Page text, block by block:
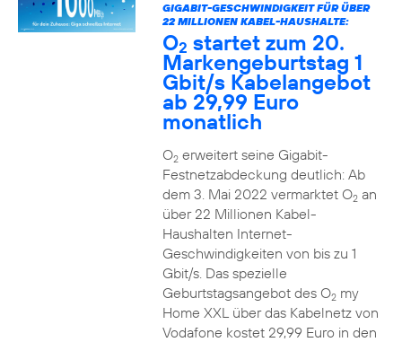
GIGABIT-GESCHWINDIGKEIT FÜR ÜBER
22 MILLIONEN KABEL-HAUSHALTE:
O2 startet zum 20.
Markengeburtstag 1
Gbit/s Kabelangebot
ab 29,99 Euro
monatlich
O2erweitert seine Gigabit-
Festnetzabdeckung deutlich: Ab
dem 3. Mai 2022 vermarktet O2an
über 22 Millionen Kabel-
Haushalten Internet-
Geschwindigkeiten von bis zu 1
Gbit/s. Das spezielle
Geburtstagsangebot des O2my
Home XXL über das Kabelnetz von
Vodafone kostet 29,99 Euro in den